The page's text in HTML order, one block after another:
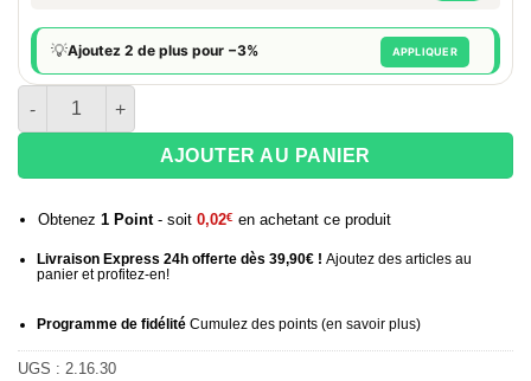
💡Ajoutez 2 de plus pour −3% APPLIQUER
quantité de Etui de 9 pierres à briquet RONSON
AJOUTER AU PANIER
Obtenez 1Point- soit 0,02€ en achetant ce produit
Livraison Express 24h offerte dès 39,90€ ! Ajoutez des articles au
panier et profitez-en!
Programme de fidélitéCumulez des points (en savoir plus)
UGS : 2.16.30